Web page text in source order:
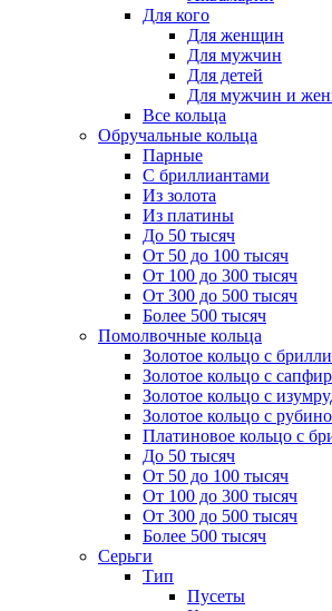
Для кого
Для женщин
Для мужчин
Для детей
Для мужчин и
Все кольца
Обручальные кольца
Парные
С бриллиантами
Из золота
Из платины
До 50 тысяч
От 50 до 100 тысяч
От 100 до 300 тысяч
От 300 до 500 тысяч
Более 500 тысяч
Помолвочные кольца
Золотое кольцо с
Золотое кольцо с
Золотое кольцо с
Золотое кольцо с
Платиновое кольцо с
До 50 тысяч
От 50 до 100 тысяч
От 100 до 300 тысяч
От 300 до 500 тысяч
Более 500 тысяч
Серьги
Тип
Пусеты